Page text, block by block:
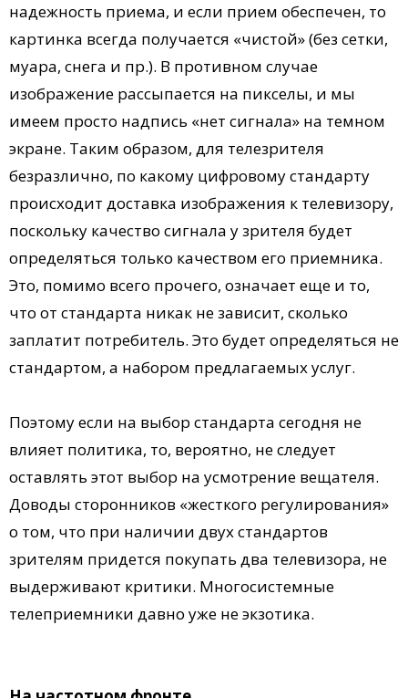
надежность приема, и если прием обеспечен, то
картинка всегда получается «чистой» (без сетки,
муара, снега и пр.). В противном случае
изображение рассыпается на пикселы, и мы
имеем просто надпись «нет сигнала» на темном
экране. Таким образом, для телезрителя
безразлично, по какому цифровому стандарту
происходит доставка изображения к телевизору,
поскольку качество сигнала у зрителя будет
определяться только качеством его приемника.
Это, помимо всего прочего, означает еще и то,
что от стандарта никак не зависит, сколько
заплатит потребитель. Это будет определяться не
стандартом, а набором предлагаемых услуг.
Поэтому если на выбор стандарта сегодня не
влияет политика, то, вероятно, не следует
оставлять этот выбор на усмотрение вещателя.
Доводы сторонников «жесткого регулирования»
о том, что при наличии двух стандартов
зрителям придется покупать два телевизора, не
выдерживают критики. Многосистемные
телеприемники давно уже не экзотика.